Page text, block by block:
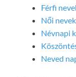
Férfi
Női
Névnapi
Neved